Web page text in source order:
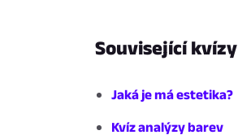
Související kvízy
Jaká je má estetika?
Kvíz analýzy barev